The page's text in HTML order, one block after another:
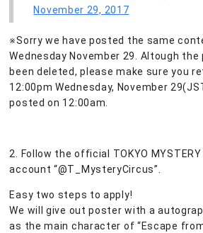
November 29, 2017
※Sorry we have posted the same
Wednesday November 29. Altough
been deleted, please make sure you
12:00pm Wednesday, November
posted on 12:00am.
2. Follow the official TOKYO
account “@T_MysteryCircus”.
Easy two steps to apply!
We will give out poster with a
as the main character of “Escape